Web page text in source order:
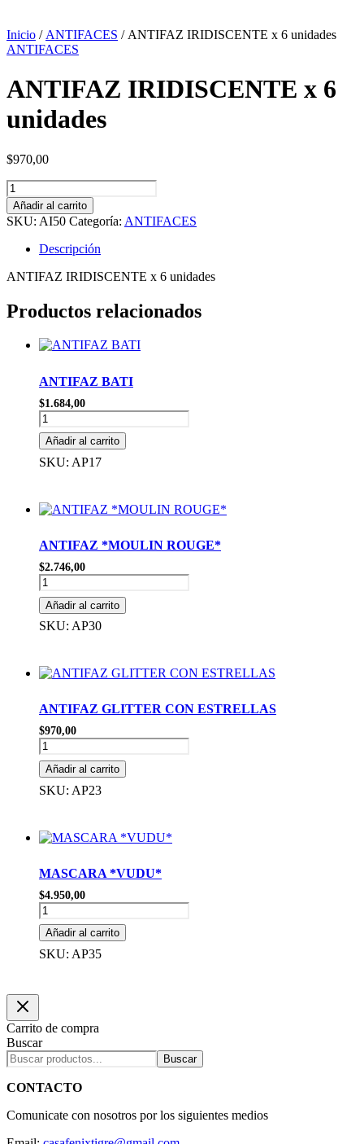
Inicio / ANTIFACES / ANTIFAZ IRIDISCENTE x 6 unidades
ANTIFACES
ANTIFAZ IRIDISCENTE x 6
unidades
$970,00
ANTIFAZ
IRIDISCENTE
x
6
unidades
cantidad
Añadir al carrito
SKU: AI50 Categoría: ANTIFACES
Descripción
ANTIFAZ IRIDISCENTE x 6 unidades
Productos relacionados
ANTIFAZ BATI
$1.684,00
ANTIFAZ
BATI
cantidad
Añadir al carrito
SKU: AP17
ANTIFAZ *MOULIN ROUGE*
$2.746,00
ANTIFAZ
*MOULIN
ROUGE*
cantidad
Añadir al carrito
SKU: AP30
ANTIFAZ GLITTER CON ESTRELLAS
$970,00
ANTIFAZ
GLITTER
CON
ESTRELLAS
Añadir al carrito
SKU: AP23
MASCARA *VUDU*
$4.950,00
MASCARA
*VUDU*
cantidad
Añadir al carrito
SKU: AP35
Carrito de compra
Buscar
Buscar
CONTACTO
Comunicate con nosotros por los siguientes medios